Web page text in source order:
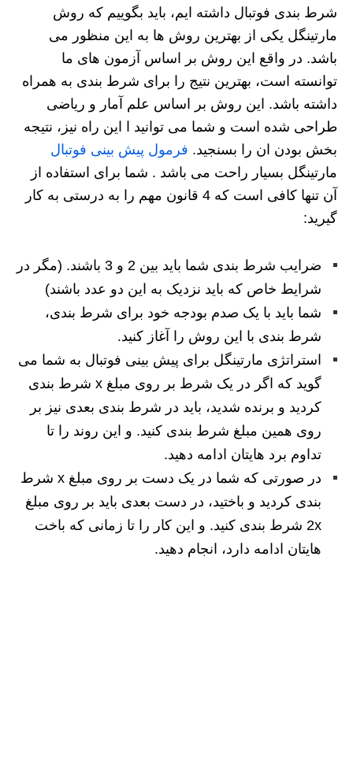
شرط بندی فوتبال داشته ایم، باید بگوییم که روش
مارتینگل یکی از بهترین روش ها به این منظور می
باشد. در واقع این روش بر اساس آزمون های ما
توانسته است، بهترین نتیج را برای شرط بندی به همراه
داشته باشد. این روش بر اساس علم آمار و ریاضی
طراحی شده است و شما می توانید ا این راه نیز، نتیجه
بخش بودن ان را بسنجید. فرمول پیش بینی فوتبال
مارتینگل بسیار راحت می باشد . شما برای استفاده از
آن تنها کافی است که 4 قانون مهم را به درستی به کار
گیرید:
ضرایب شرط بندی شما باید بین 2 و 3 باشند. (مگر در
شرایط خاص که باید نزدیک به این دو عدد باشند)
شما باید با یک صدم بودجه خود برای شرط بندی،
شرط بندی با این روش را آغاز کنید.
استراتژی مارتینگل برای پیش بینی فوتبال به شما می
گوید که اگر در یک شرط بر روی مبلغ x شرط بندی
کردید و برنده شدید، باید در شرط بندی بعدی نیز بر
روی همین مبلغ شرط بندی کنید. و این روند را تا
تداوم برد هایتان ادامه دهید.
در صورتی که شما در یک دست بر روی مبلغ x شرط
بندی کردید و باختید، در دست بعدی باید بر روی مبلغ
2x شرط بندی کنید. و این کار را تا زمانی که باخت
هایتان ادامه دارد، انجام دهید.